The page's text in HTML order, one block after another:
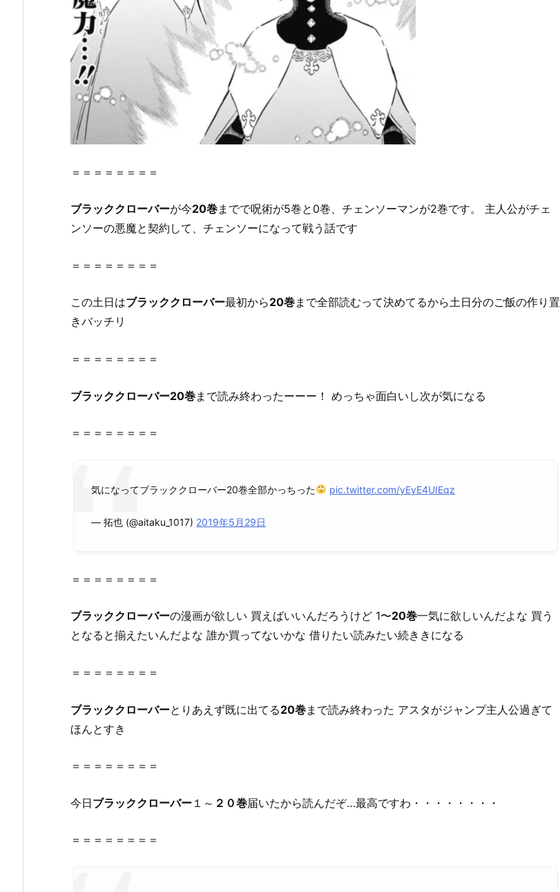
見
ど
こ
ろ
を
紹
介！
2.
『ブ
ク
ロ
バ
2
1
の
画
p、
r
全
ペ
こ
と
で
る
＝＝＝＝＝＝＝＝
ブラッククローバーが今20巻までで呪術が5巻と0巻、チェンソーマンが2巻です。 主人公がチェ
ンソーの悪魔と契約して、チェンソーになって戦う話です
＝＝＝＝＝＝＝＝
この土日はブラッククローバー最初から20巻まで全部読むって決めてるから土日分のご飯の作り置
きバッチリ
＝＝＝＝＝＝＝＝
ブラッククローバー20巻まで読み終わったーーー！ めっちゃ面白いし次が気になる
＝＝＝＝＝＝＝＝
気になってブラッククローバー20巻全部かっちった pic.twitter.com/yEyE4UIEqz
— 拓也 (@aitaku_1017) 2019年5月29日
＝＝＝＝＝＝＝＝
ブラッククローバーの漫画が欲しい 買えばいいんだろうけど 1〜20巻一気に欲しいんだよな 買う
となると揃えたいんだよな 誰か買ってないかな 借りたい読みたい続ききになる
＝＝＝＝＝＝＝＝
ブラッククローバーとりあえず既に出てる20巻まで読み終わった アスタがジャンプ主人公過ぎて
ほんとすき
＝＝＝＝＝＝＝＝
今日ブラッククローバー １～ ２０巻届いたから読んだぞ…最高ですわ・・・・・・・・
＝＝＝＝＝＝＝＝